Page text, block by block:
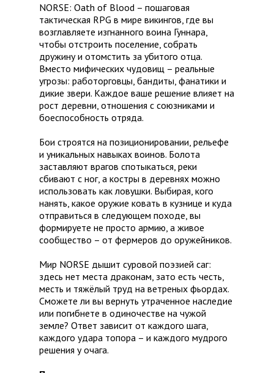
NORSE: Oath of Blood – пошаговая
тактическая RPG в мире викингов, где вы
возглавляете изгнанного воина Гуннара,
чтобы отстроить поселение, собрать
дружину и отомстить за убитого отца.
Вместо мифических чудовищ – реальные
угрозы: работорговцы, бандиты, фанатики и
дикие звери. Каждое ваше решение влияет на
рост деревни, отношения с союзниками и
боеспособность отряда.
Бои строятся на позиционировании, рельефе
и уникальных навыках воинов. Болота
заставляют врагов спотыкаться, реки
сбивают с ног, а костры в деревнях можно
использовать как ловушки. Выбирая, кого
нанять, какое оружие ковать в кузнице и куда
отправиться в следующем походе, вы
формируете не просто армию, а живое
сообщество – от фермеров до оружейников.
Мир NORSE дышит суровой поэзией саг:
здесь нет места драконам, зато есть честь,
месть и тяжёлый труд на ветреных фьордах.
Сможете ли вы вернуть утраченное наследие
или погибнете в одиночестве на чужой
земле? Ответ зависит от каждого шага,
каждого удара топора – и каждого мудрого
решения у очага.